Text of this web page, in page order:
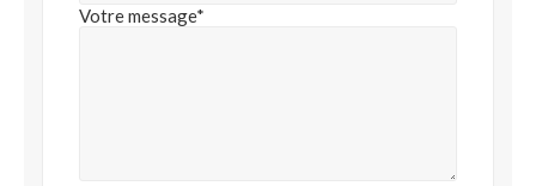
Votre message*